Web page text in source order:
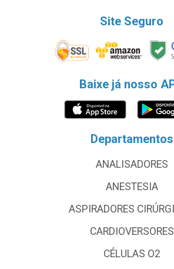
Site Seguro
Baixe já nosso
Departamentos
ANALISADORES
ANESTESIA
ASPIRADORES
CARDIOVERSORES
CÉLULAS O2